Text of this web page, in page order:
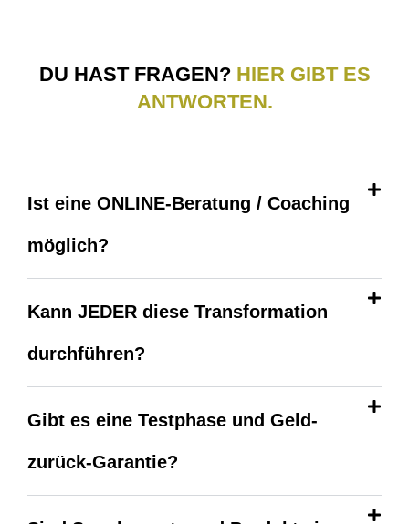
DU HAST FRAGEN?HIER GIBT ES
ANTWORTEN.
Ist eine ONLINE-Beratung / Coaching
möglich?
Kann JEDER diese Transformation
durchführen?
Gibt es eine Testphase und Geld-
zurück-Garantie?